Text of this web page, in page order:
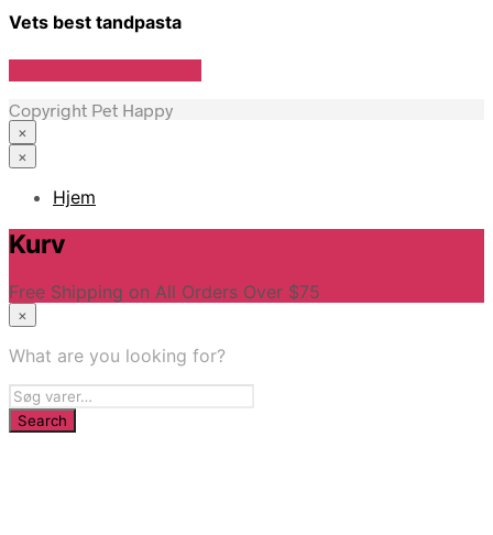
Vets best tandpasta
Copyright Pet Happy
×
×
Hjem
Kurv
Free Shipping on All Orders Over $75
×
What are you looking for?